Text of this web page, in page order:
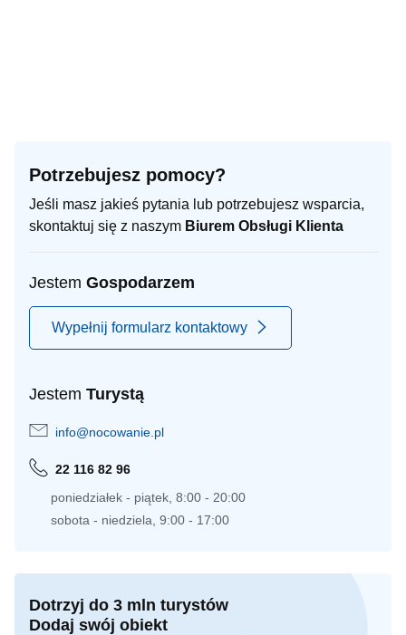
Potrzebujesz pomocy?
Jeśli masz jakieś pytania lub potrzebujesz wsparcia,
skontaktuj się z naszym Biurem Obsługi Klienta
Jestem Gospodarzem
Wypełnij formularz kontaktowy
Jestem Turystą
info@nocowanie.pl
22 116 82 96
poniedziałek - piątek, 8:00 - 20:00
sobota - niedziela, 9:00 - 17:00
Dotrzyj do 3 mln turystów
Dodaj swój obiekt